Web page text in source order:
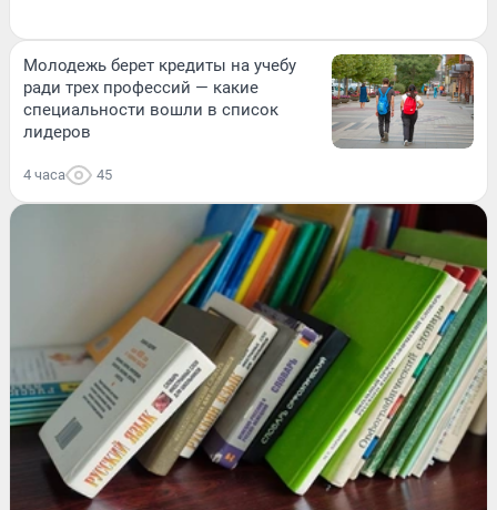
Молодежь берет кредиты на учебу
ради трех профессий — какие
специальности вошли в список
лидеров
4 часа 45